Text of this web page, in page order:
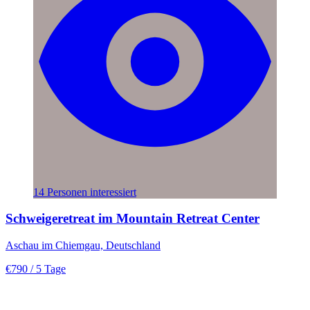
14 Personen interessiert
Schweigeretreat im Mountain Retreat Center
Aschau im Chiemgau, Deutschland
€790 / 5 Tage